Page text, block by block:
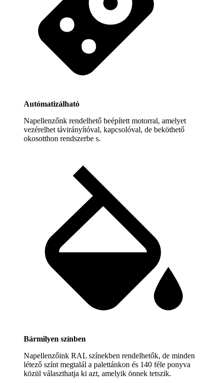
Autómatizálható
Napellenzőnk rendelhető beépített motorral, amelyet
vezérelhet távirányítóval, kapcsolóval, de beköthető
okosotthon rendszerbe s.
Bármilyen színben
Napellenzőink RAL színekben rendelhetők, de minden
létező színt megtalál a palettánkon és 140 féle ponyva
közül választhatja ki azt, amelyik önnek tetszik.